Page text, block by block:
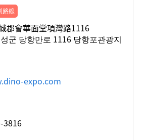
路線
郡會華面堂項灣路1116
군 당항만로 1116 당항포관광지
expo.com
3816